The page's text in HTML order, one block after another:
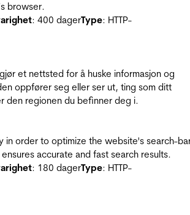
browser.
: 400 dagerType: HTTP-
et nettsted for å huske informasjon og
oppfører seg eller ser ut, ting som ditt
den regionen du befinner deg i.
in order to optimize the website's search-
accurate and fast search results.
: 180 dagerType: HTTP-